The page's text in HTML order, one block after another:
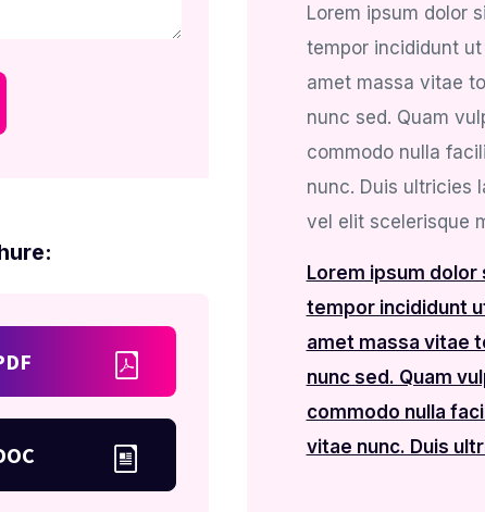
Lorem ipsum dolor
tempor incididunt
amet massa vitae
nunc sed. Quam
commodo nulla
nunc. Duis ultricies
vel elit scelerisque
Lorem ipsum
tempor incididunt
amet massa vitae
nunc sed. Quam
commodo nulla
vitae nunc. Duis